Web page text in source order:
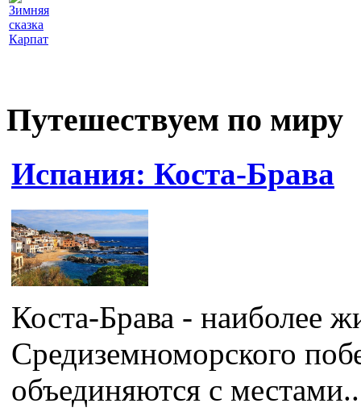
Зимняя
сказка
Карпат
Путешествуем по миру
Испания: Коста-Брава
Коста-Брава - наиболее
Средиземноморского
объединяются с